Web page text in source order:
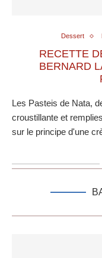
Dessert
RECETTE
BERNARD
Les Pasteis de Nata,
croustillante et
sur le principe d'une